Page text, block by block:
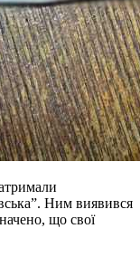
Ним виявився
що свої